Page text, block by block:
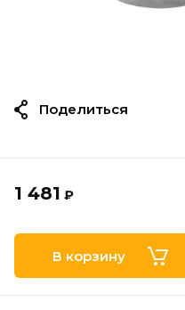
1 481 ₽
В корзину
Поделиться